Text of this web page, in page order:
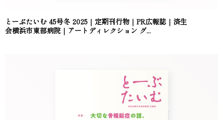
とーぶたいむ 45号冬 2025｜定期刊行物｜PR広報誌｜済生
会横浜市東部病院｜アートディレクション グ...